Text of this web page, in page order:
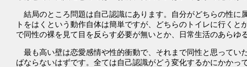
結局のところ問題は自己認識にあります。自分がどちらの性に
トをはくという動作自体は簡単ですが、どちらのトイレに行く
で同性の裸を見て目を反らす必要が無いとか、日常生活のあらゆ
最も高い壁は恋愛感情や性的衝動で、それまで同性と思ってい
ばならないはずです。全ては自己認識がどう変化するかにかかっ